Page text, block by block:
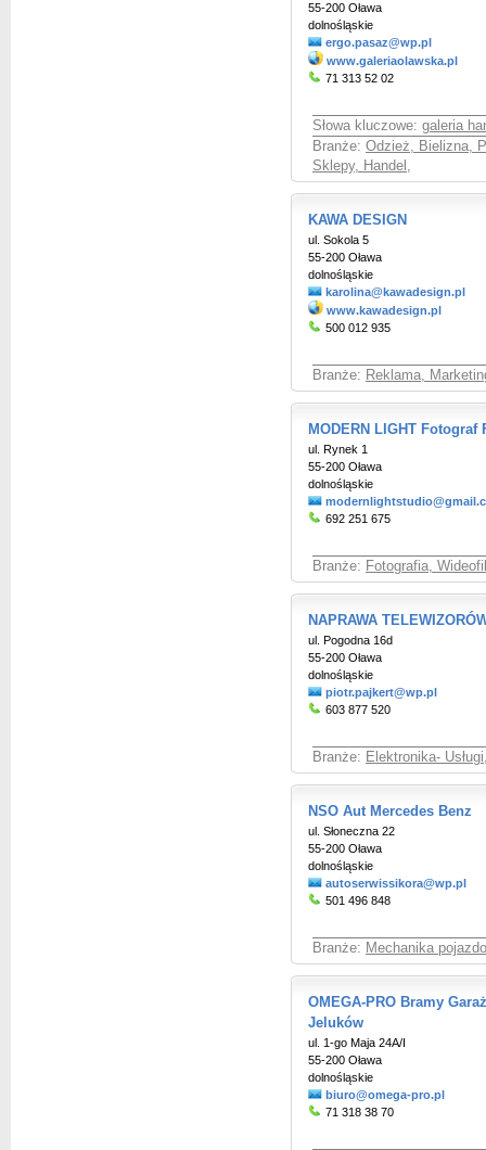
55-200 Oława
dolnośląskie
ergo.pasaz@wp.pl
www.galeriaolawska.pl
71 313 52 02
Słowa kluczowe: galeria
Branże: Odzież, Bielizna,
Sklepy, Handel ,
KAWA DESIGN
ul. Sokola 5
55-200 Oława
dolnośląskie
karolina@kawadesign.pl
www.kawadesign.pl
500 012 935
Branże: Reklama,
MODERN LIGHT
ul. Rynek 1
55-200 Oława
dolnośląskie
692 251 675
Branże: Fotografia,
NAPRAWA
ul. Pogodna 16d
55-200 Oława
dolnośląskie
piotr.pajkert@wp.pl
603 877 520
Branże: Elektronika- Usługi
NSO Aut Mercedes Benz
ul. Słoneczna 22
55-200 Oława
dolnośląskie
autoserwissikora@wp.pl
501 496 848
Branże: Mechanika
OMEGA-PRO Bramy
Jeluków
ul. 1-go Maja 24A/I
55-200 Oława
dolnośląskie
biuro@omega-pro.pl
71 318 38 70